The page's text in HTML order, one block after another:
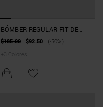
BÓMBER REGULAR FIT DE
TEJIDO TÉCNICO CON
$185.00 $92.50
(-50%)
+ 3 Colores